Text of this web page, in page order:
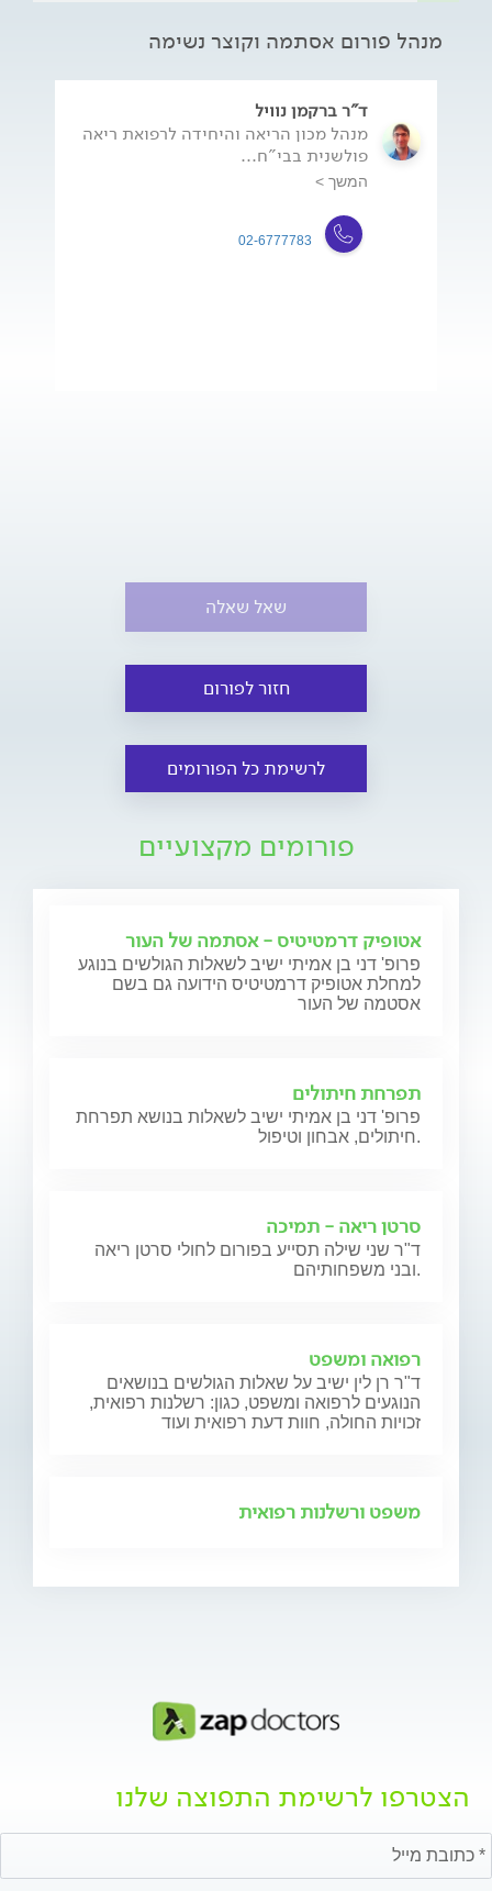
מנהל פורום אסתמה וקוצר נשימה
ד"ר ברקמן נוויל
מנהל מכון הריאה והיחידה לרפואת ריאה
פולשנית בבי"ח...
המשך >
02-6777783
שאל שאלה
חזור לפורום
לרשימת כל הפורומים
פורומים מקצועיים
אטופיק דרמטיטיס - אסתמה של העור
פרופ' דני בן אמיתי ישיב לשאלות הגולשים בנוגע
למחלת אטופיק דרמטיטיס הידועה גם בשם
אסטמה של העור
תפרחת חיתולים
פרופ' דני בן אמיתי ישיב לשאלות בנושא תפרחת
חיתולים, אבחון וטיפול.
סרטן ריאה - תמיכה
ד"ר שני שילה תסייע בפורום לחולי סרטן ריאה
ובני משפחותיהם.
רפואה ומשפט
ד"ר רן לין ישיב על שאלות הגולשים בנושאים
הנוגעים לרפואה ומשפט, כגון: רשלנות רפואית,
זכויות החולה, חוות דעת רפואית ועוד
משפט ורשלנות רפואית
הצטרפו לרשימת התפוצה שלנו